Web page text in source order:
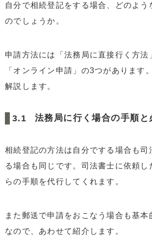
自分で相続登記をする場合、どのよう
のでしょうか。
申請方法には「法務局に直接行く方法
「オンライン申請」の3つがあります
解説します。
法務局に行く場合の手順と
相続登記の方法は自分でする場合も司
る場合も同じです。司法書士に依頼し
らの手順を代行してくれます。
また郵送で申請をおこなう場合も基本
なので、あわせて紹介します。